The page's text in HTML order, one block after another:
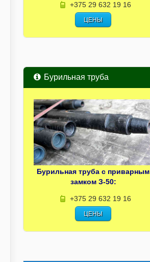
+375 29 632 19 16
ЦЕНЫ
Бурильная труба
Бурильная труба с приварным
замком З-50:
+375 29 632 19 16
ЦЕНЫ